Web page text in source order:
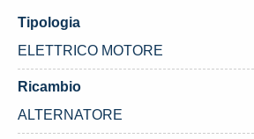
Tipologia
ELETTRICO MOTORE
Ricambio
ALTERNATORE